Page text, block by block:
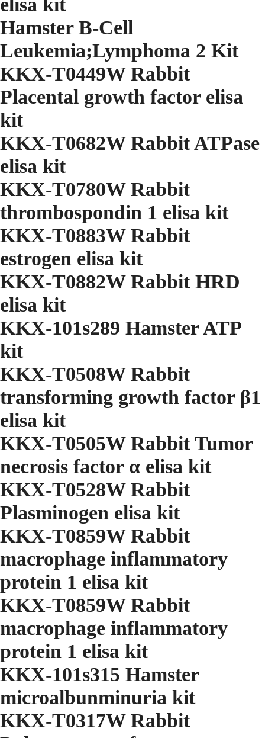
Hamster B-Cell
Leukemia;Lymphoma 2 Kit
KKX-T0449W Rabbit
Placental growth factor elisa
kit
KKX-T0682W Rabbit ATPase
elisa kit
KKX-T0780W Rabbit
thrombospondin 1 elisa kit
KKX-T0883W Rabbit
estrogen elisa kit
KKX-T0882W Rabbit HRD
elisa kit
KKX-101s289 Hamster ATP
kit
KKX-T0508W Rabbit
transforming growth factor β1
elisa kit
KKX-T0505W Rabbit Tumor
necrosis factor α elisa kit
KKX-T0528W Rabbit
Plasminogen elisa kit
KKX-T0859W Rabbit
macrophage inflammatory
protein 1 elisa kit
KKX-T0859W Rabbit
macrophage inflammatory
protein 1 elisa kit
KKX-101s315 Hamster
microalbunminuria kit
KKX-T0317W Rabbit